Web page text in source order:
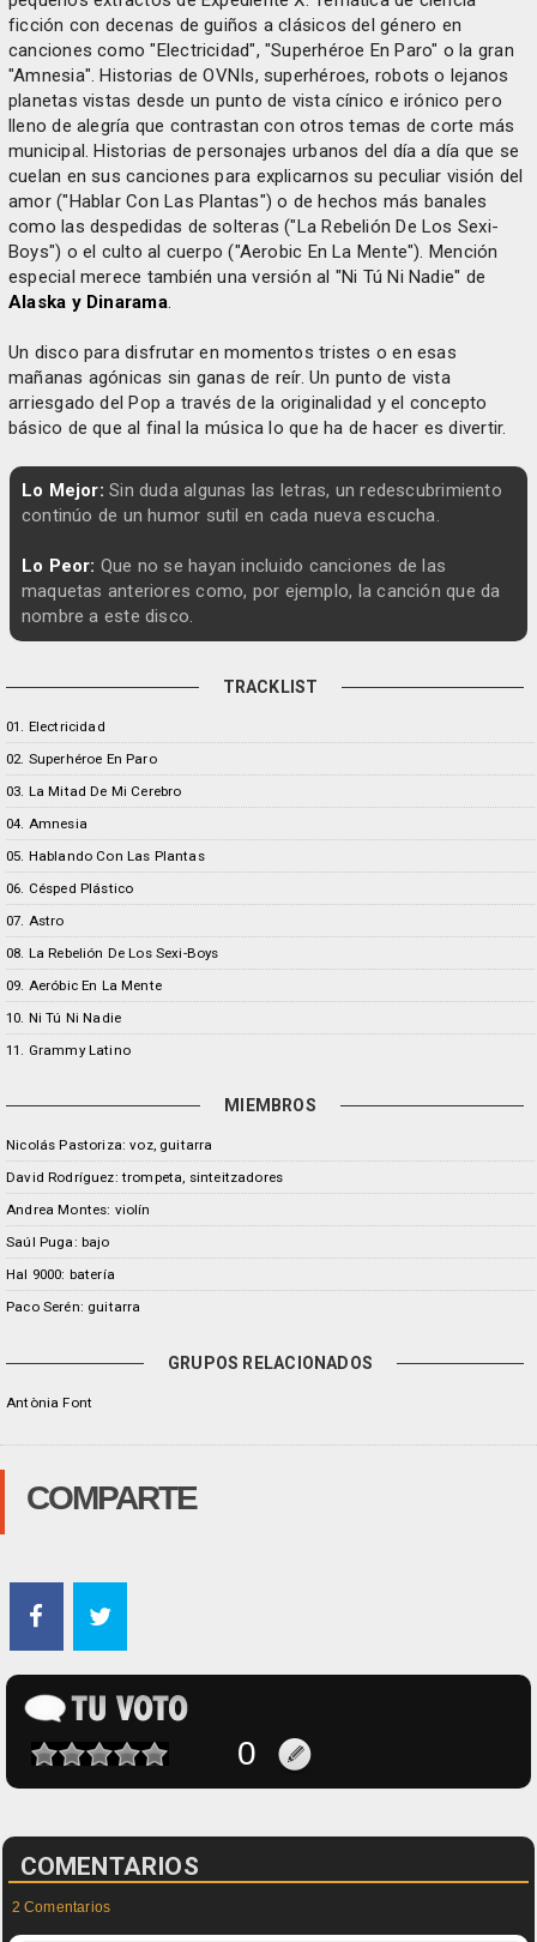
ficción con decenas de guiños a clásicos del género en
canciones como "Electricidad", "Superhéroe En Paro" o la gran
"Amnesia". Historias de OVNIs, superhéroes, robots o lejanos
planetas vistas desde un punto de vista cínico e irónico pero
lleno de alegría que contrastan con otros temas de corte más
municipal. Historias de personajes urbanos del día a día que se
cuelan en sus canciones para explicarnos su peculiar visión del
amor ("Hablar Con Las Plantas") o de hechos más banales
como las despedidas de solteras ("La Rebelión De Los Sexi-
Boys") o el culto al cuerpo ("Aerobic En La Mente"). Mención
especial merece también una versión al "Ni Tú Ni Nadie" de
Alaska y Dinarama.
Un disco para disfrutar en momentos tristes o en esas
mañanas agónicas sin ganas de reír. Un punto de vista
arriesgado del Pop a través de la originalidad y el concepto
básico de que al final la música lo que ha de hacer es divertir.
Lo Mejor: Sin duda algunas las letras, un redescubrimiento
continúo de un humor sutil en cada nueva escucha.
Lo Peor: Que no se hayan incluido canciones de las
maquetas anteriores como, por ejemplo, la canción que da
nombre a este disco.
TRACKLIST
01. Electricidad
02. Superhéroe En Paro
03. La Mitad De Mi Cerebro
04. Amnesia
05. Hablando Con Las Plantas
06. Césped Plástico
07. Astro
08. La Rebelión De Los Sexi-Boys
09. Aeróbic En La Mente
10. Ni Tú Ni Nadie
11. Grammy Latino
MIEMBROS
Nicolás Pastoriza: voz, guitarra
David Rodríguez: trompeta, sinteitzadores
Andrea Montes: violín
Saúl Puga: bajo
Hal 9000: batería
Paco Serén: guitarra
GRUPOS RELACIONADOS
Antònia Font
COMPARTE
COMENTARIOS
2 Comentarios